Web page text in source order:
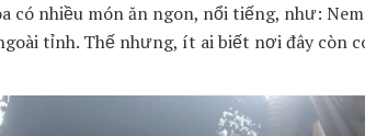
có nhiều món ăn ngon, nổi tiếng, như:
tỉnh. Thế nhưng, ít ai biết nơi đây còn